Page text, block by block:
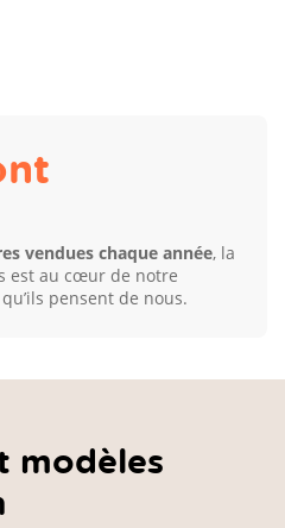
vendues chaque année, la
est au cœur de notre
pensent de nous.
modèles